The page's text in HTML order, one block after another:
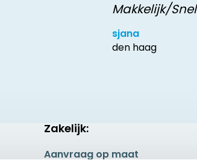
Makkelijk/Snel
sjana
den haag
Zakelijk:
Aanvraag op maat